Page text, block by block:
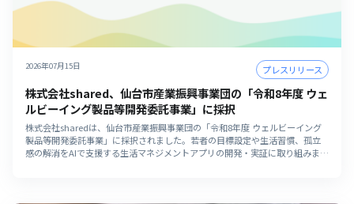
2026年07月15日 プレスリリース
株式会社shared、仙台市産業振興事業団の「令和8年度 ウェ
ルビーイング製品等開発委託事業」に採択
株式会社sharedは、仙台市産業振興事業団の「令和8年度 ウェルビーイング
製品等開発委託事業」に採択されました。若者の目標設定や生活習慣、孤立
感の解消をAIで支援する生活マネジメントアプリの開発・実証に取り組みま